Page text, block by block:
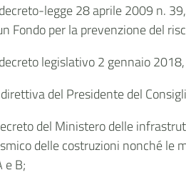
legge 28 aprile 2009 n.
Fondo per la prevenzione del
legislativo 2 gennaio
del Presidente del
del Ministero delle
delle costruzioni nonché le
e B;